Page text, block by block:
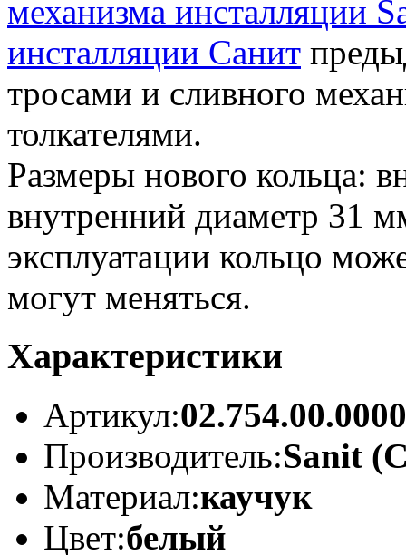
механизма инсталляции
инсталляции Санит
тросами и сливного
толкателями.
Размеры нового кольца:
внутренний диаметр 31
эксплуатации кольцо
могут меняться.
Характеристики
Артикул:02.754.00.0000
Производитель:Sanit
Материал:каучук
Цвет:белый